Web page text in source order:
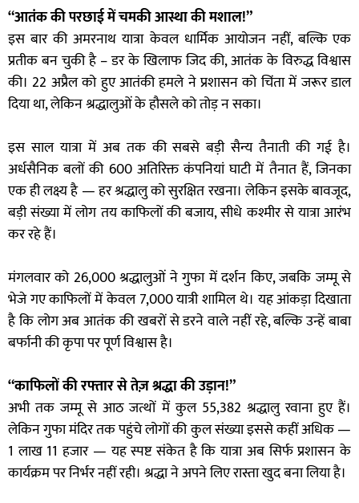
“आतंक की परछाई में चमकी आस्था की मशाल!”
इस बार की अमरनाथ यात्रा केवल धार्मिक आयोजन नहीं, बल्कि एक
प्रतीक बन चुकी है – डर के खिलाफ जिद की, आतंक के विरुद्ध विश्वास
की। 22 अप्रैल को हुए आतंकी हमले ने प्रशासन को चिंता में जरूर डाल
दिया था, लेकिन श्रद्धालुओं के हौसले को तोड़ न सका।
इस साल यात्रा में अब तक की सबसे बड़ी सैन्य तैनाती की गई है।
अर्धसैनिक बलों की 600 अतिरिक्त कंपनियां घाटी में तैनात हैं, जिनका
एक ही लक्ष्य है — हर श्रद्धालु को सुरक्षित रखना। लेकिन इसके बावजूद,
बड़ी संख्या में लोग तय काफिलों की बजाय, सीधे कश्मीर से यात्रा आरंभ
कर रहे हैं।
मंगलवार को 26,000 श्रद्धालुओं ने गुफा में दर्शन किए, जबकि जम्मू से
भेजे गए काफिलों में केवल 7,000 यात्री शामिल थे। यह आंकड़ा दिखाता
है कि लोग अब आतंक की खबरों से डरने वाले नहीं रहे, बल्कि उन्हें बाबा
बर्फानी की कृपा पर पूर्ण विश्वास है।
“काफिलों की रफ्तार से तेज़ श्रद्धा की उड़ान!”
अभी तक जम्मू से आठ जत्थों में कुल 55,382 श्रद्धालु रवाना हुए हैं।
लेकिन गुफा मंदिर तक पहुंचे लोगों की कुल संख्या इससे कहीं अधिक —
1 लाख 11 हजार — यह स्पष्ट संकेत है कि यात्रा अब सिर्फ प्रशासन के
कार्यक्रम पर निर्भर नहीं रही। श्रद्धा ने अपने लिए रास्ता खुद बना लिया है।